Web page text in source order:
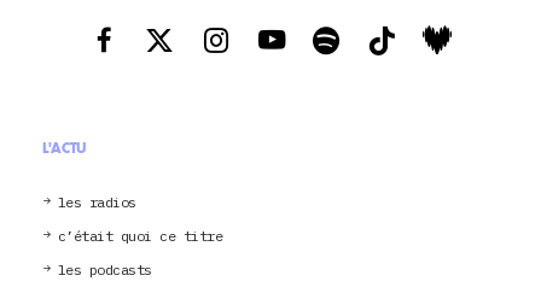
L'ACTU
les radios
c’était quoi ce titre
les podcasts